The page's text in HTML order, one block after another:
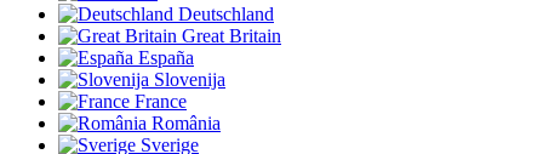
Deutschland
Great Britain
España
Slovenija
France
România
Sverige